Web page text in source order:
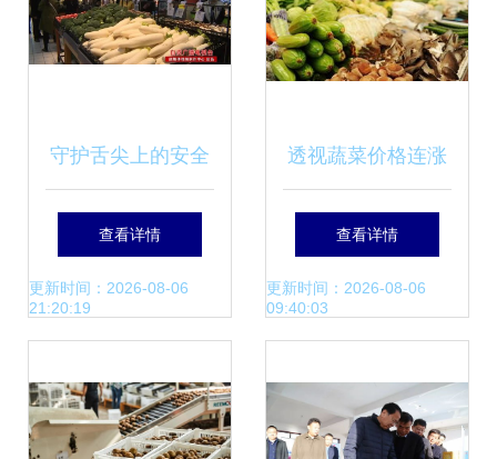
守护舌尖上的安全
高新区全面推行食
用农产品合格证制
全链条追溯体系
查看详情
更新时间：2026-08-06
21:20:19
透视蔬菜价格连涨
11周 农产品生产困
局与破局之道
查看详情
更新时间：2026-08-06
09:40:03